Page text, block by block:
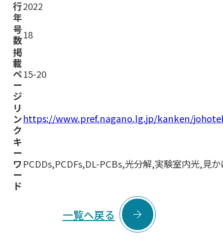
行
年
2022
号
数18
掲
載
ペ
ー
ジ
15-20
リ
ン
ク
https://www.pref.nagano.lg.jp/kanken/
キ
ー
ワ
ー
ド
PCDDs,PCDFs,DL-PCBs,光分解,実験室内光,見
一覧へ戻る 